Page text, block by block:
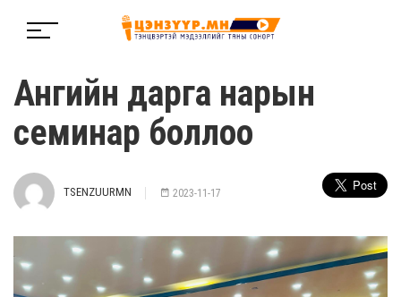
Ангийн дарга нарын
семинар боллоо
TSENZUURMN 2023-11-17